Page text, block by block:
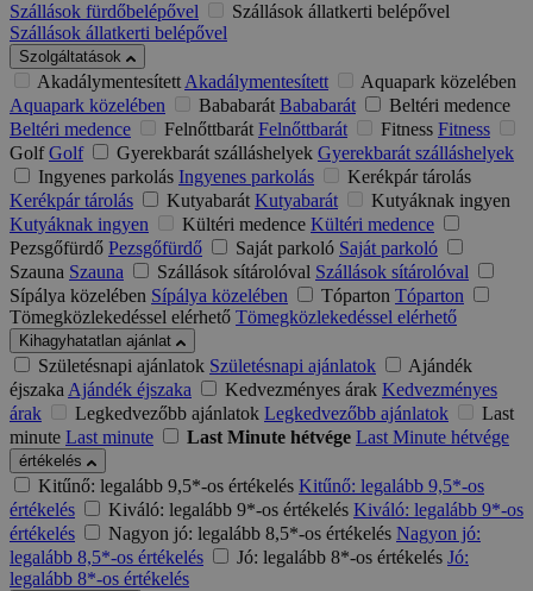
Szállások fürdőbelépővel
Szállások állatkerti belépővel
Szállások állatkerti belépővel
Szolgáltatások
AkadálymentesítettAkadálymentesített
Aquapark közelében
Aquapark közelében
Bababarát Bababarát
Beltéri medence
Beltéri medence
Felnőttbarát Felnőttbarát Fitness Fitness
Golf Golf Gyerekbarát szálláshelyek Gyerekbarát szálláshelyek
Ingyenes parkolás Ingyenes parkolás
Kerékpár tárolás
Kerékpár tárolás
Kutyabarát Kutyabarát
Kutyáknak ingyen
Kutyáknak ingyen
Kültéri medence Kültéri medence
Pezsgőfürdő Pezsgőfürdő Saját parkoló Saját parkoló
Szauna Szauna Szállások sítárolóval Szállások sítárolóval
Sípálya közelében Sípálya közelében Tóparton Tóparton
Tömegközlekedéssel elérhető Tömegközlekedéssel elérhető
Kihagyhatatlan ajánlat
Születésnapi ajánlatok Születésnapi ajánlatok
Ajándék
éjszakaAjándék éjszaka Kedvezményes árak Kedvezményes
árak
Legkedvezőbb ajánlatok Legkedvezőbb ajánlatok
Last
minute Last minute Last Minute hétvége Last Minute hétvége
értékelés
Kitűnő: legalább 9,5*-os értékelés Kitűnő: legalább 9,5*-os
értékelés
Kiváló: legalább 9*-os értékelés Kiváló: legalább 9*-os
értékelés
Nagyon jó: legalább 8,5*-os értékelés Nagyon jó:
legalább 8,5*-os értékelés
Jó: legalább 8*-os értékelés Jó:
legalább 8*-os értékelés